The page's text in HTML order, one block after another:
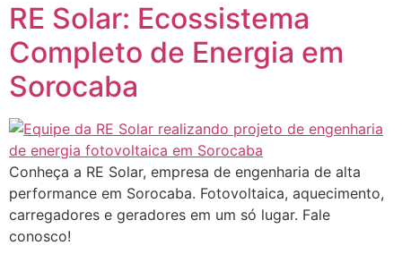
RE Solar: Ecossistema
Completo de Energia em
Sorocaba
Conheça a RE Solar, empresa de engenharia de alta
performance em Sorocaba. Fotovoltaica, aquecimento,
carregadores e geradores em um só lugar. Fale
conosco!